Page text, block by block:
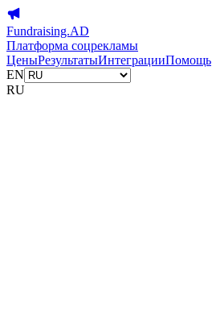
Fundraising.AD
Платформа соцрекламы
ЦеныРезультатыИнтеграцииПомощь
EN
RU